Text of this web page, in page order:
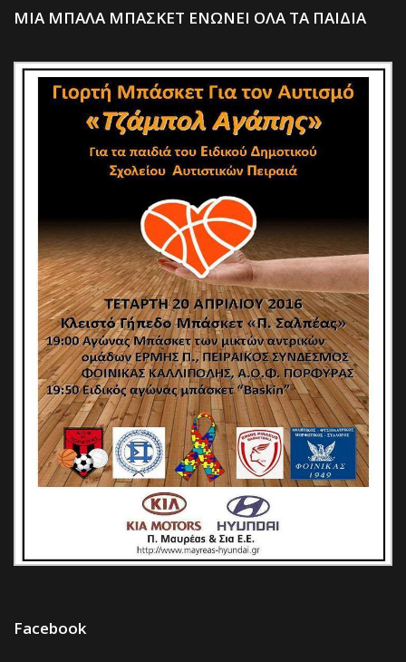
ΜΙΑ ΜΠΑΛΑ ΜΠΑΣΚΕΤ ΕΝΩΝΕΙ ΟΛΑ ΤΑ ΠΑΙΔΙΑ
Facebook